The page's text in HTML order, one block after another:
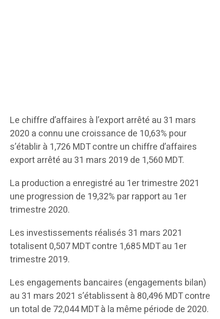
Le chiffre d’affaires à l’export arrêté au 31 mars
2020 a connu une croissance de 10,63% pour
s’établir à 1,726 MDT contre un chiffre d’affaires
export arrêté au 31 mars 2019 de 1,560 MDT.
La production a enregistré au 1er trimestre 2021
une progression de 19,32% par rapport au 1er
trimestre 2020.
Les investissements réalisés 31 mars 2021
totalisent 0,507 MDT contre 1,685 MDT au 1er
trimestre 2019.
Les engagements bancaires (engagements bilan)
au 31 mars 2021 s’établissent à 80,496 MDT contre
un total de 72,044 MDT à la même période de 2020.